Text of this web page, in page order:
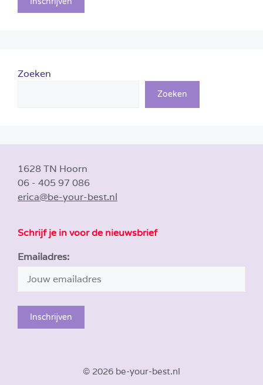
Zoeken
Zoeken
1628 TN Hoorn
06 - 405 97 086
erica@be-your-best.nl
Schrijf je in voor de nieuwsbrief
Emailadres:
© 2026 be-your-best.nl